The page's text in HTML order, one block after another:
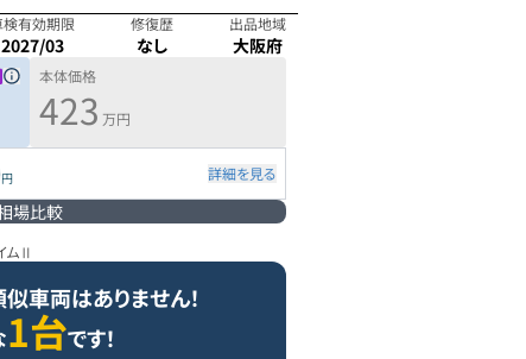
検有効期限
2027/03
修復歴
なし
出品地域
大阪府
本体価格
423 万円
円 詳細を見る
場比較
ムⅡ
車両はありません！
1台です！